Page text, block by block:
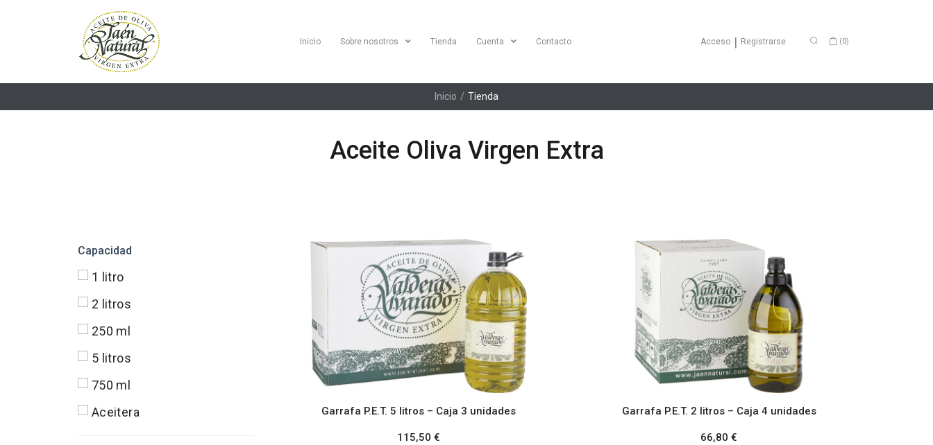
Inicio Sobre nosotros Tienda Cuenta Contacto Acceso | Registrarse (0)
Inicio / Tienda
Aceite Oliva Virgen Extra
Capacidad
1 litro
2 litros
250 ml
5 litros
750 ml
Aceitera
Garrafa P.E.T. 5 litros – Caja 3 unidades
115,50 €
Garrafa P.E.T. 2 litros – Caja 4 unidades
66,80€